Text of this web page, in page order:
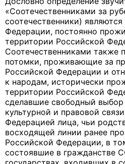
«Соотечественниками за
соотечественники)
Федерации, постоянно
территории Российской
Соотечественниками также
потомки, проживающие за
Российской Федерации и
к народам, исторически
территории Российской
сделавшие свободный выбор
культурной и правовой
Федерацией лица, чьи
восходящей линии ранее
Российской Федерации, в
состоявшие в гражданстве